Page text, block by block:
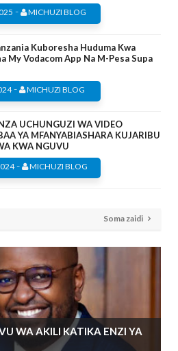
- MICHUZI BLOG
Kuboresha Huduma Kwa
My Vodacom App Na M-Pesa Supa
- MICHUZI BLOG
UCHUNGUZI WA VIDEO
YA MFANYABIASHARA KUJARIBU
KWA NGUVU
- MICHUZI BLOG
Soma zaidi
WA AKILI KATIKA ENZI YA